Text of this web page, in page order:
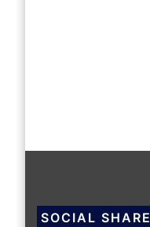
SOCIAL SHARE